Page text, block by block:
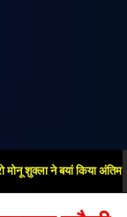
ने बयां किया अंतिम गेंदों का